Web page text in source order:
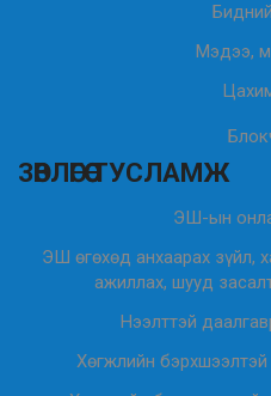
Мэдээ,
ЗӨВЛӨГӨӨ ТУСЛАМЖ
ЭШ-ын
ЭШ өгөхөд анхаарах зүйл,
ажиллах, шууд
Нээлттэй
Хөгжлийн